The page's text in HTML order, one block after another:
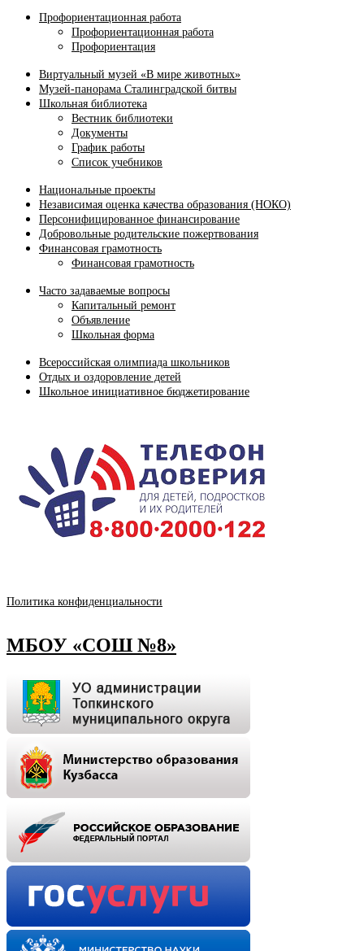
Профориентационная работа
Профориентационная работа
Профориентация
Виртуальный музей «В мире животных»
Музей-панорама Сталинградской битвы
Школьная библиотека
Вестник библиотеки
Документы
График работы
Список учебников
Национальные проекты
Независимая оценка качества образования (НОКО)
Персонифицированное финансирование
Добровольные родительские пожертвования
Финансовая грамотность
Финансовая грамотность
Часто задаваемые вопросы
Капитальный ремонт
Объявление
Школьная форма
Всероссийская олимпиада школьников
Отдых и оздоровление детей
Школьное инициативное бюджетирование
Политика конфиденциальности
МБОУ «СОШ №8»